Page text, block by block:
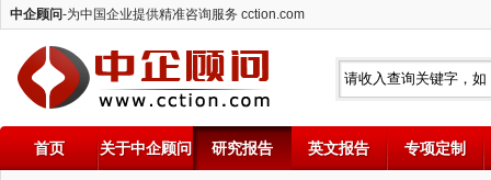
中企顾问-为中国企业提供精准咨询服务 cction.com
中企顾问
首页 关于中企顾问 研究报告 英文报告 专项定制